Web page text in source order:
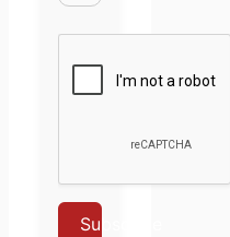
Subscribe